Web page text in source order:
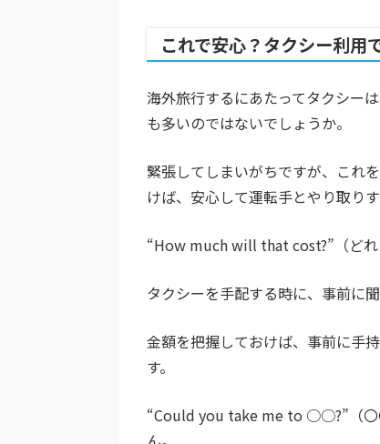
これで安心？タクシー利用
海外旅行するにあたってタクシー
も多いのではないでしょうか。
緊張してしまいがちですが、これ
けば、安心して運転手とやり取り
“How much will that cost?”（どれ
タクシーを手配する時に、事前に
金額を把握しておけば、事前に手
す。
“Could you take me to ○○?”（〇